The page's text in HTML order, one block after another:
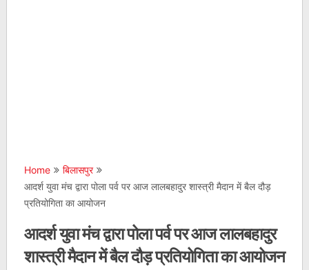
Home
बिलासपुर
आदर्श युवा मंच द्वारा पोला पर्व पर आज लालबहादुर शास्त्री मैदान में बैल दौड़
प्रतियोगिता का आयोजन
आदर्श युवा मंच द्वारा पोला पर्व पर आज लालबहादुर
शास्त्री मैदान में बैल दौड़ प्रतियोगिता का आयोजन